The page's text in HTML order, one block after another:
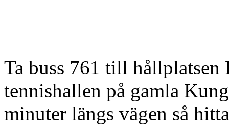
Ta buss 761 till
tennishallen på gamla
minuter längs vägen så